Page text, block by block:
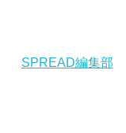
SPREAD編集部